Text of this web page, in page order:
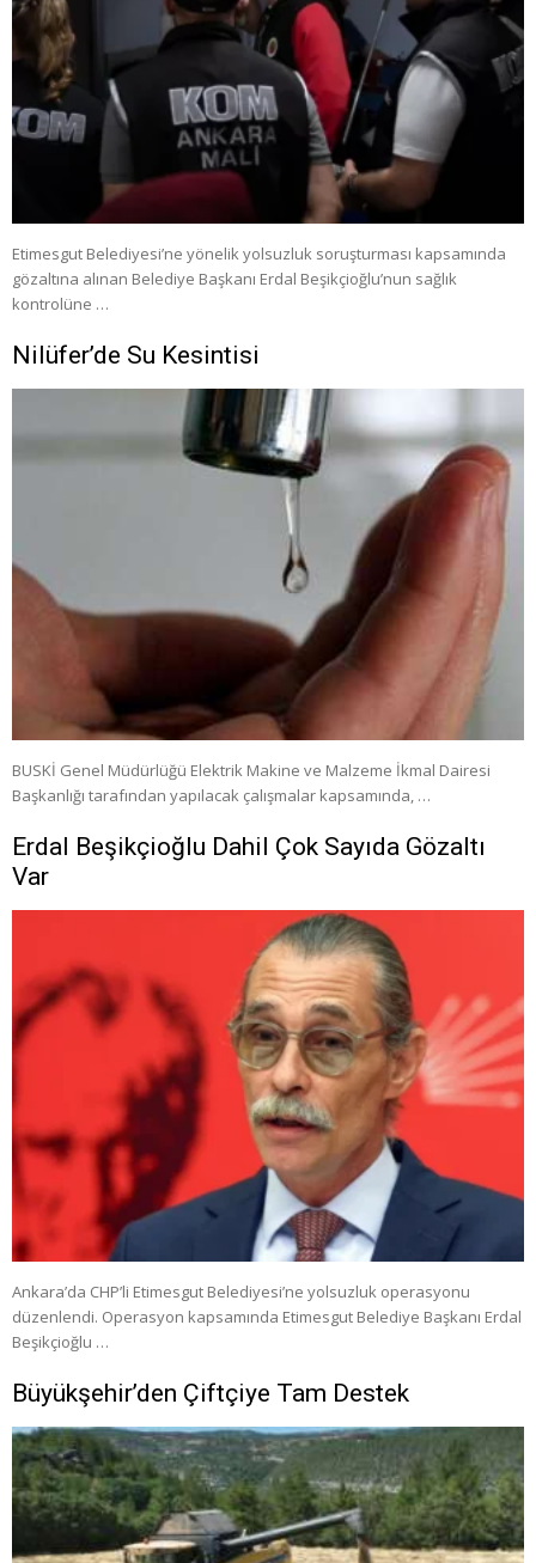
Etimesgut Belediyesi’ne yönelik yolsuzluk soruşturması kapsamında
gözaltına alınan Belediye Başkanı Erdal Beşikçioğlu’nun sağlık
kontrolüne …
Nilüfer’de Su Kesintisi
BUSKİ Genel Müdürlüğü Elektrik Makine ve Malzeme İkmal Dairesi
Başkanlığı tarafından yapılacak çalışmalar kapsamında, …
Erdal Beşikçioğlu Dahil Çok Sayıda Gözaltı
Var
Ankara’da CHP’li Etimesgut Belediyesi’ne yolsuzluk operasyonu
düzenlendi. Operasyon kapsamında Etimesgut Belediye Başkanı Erdal
Beşikçioğlu …
Büyükşehir’den Çiftçiye Tam Destek